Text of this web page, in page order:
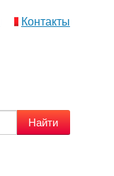
Контакты